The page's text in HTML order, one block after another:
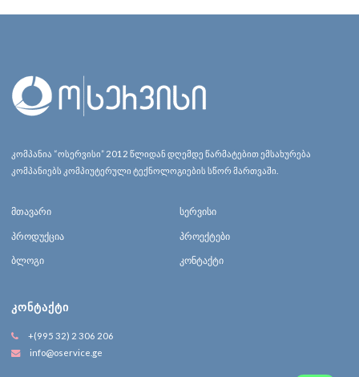
კომპანია “ოსერვისი” 2012 წლიდან დღემდე წარმატებით ემსახურება
კომპანიებს კომპიუტერული ტექნოლოგიების სწორ მართვაში.
მთავარი სერვისი
პროდუქცია პროექტები
ბლოგი კონტაქტი
ᲙᲝᲜᲢᲐᲥᲢᲘ
+(995 32) 2 306 206
info@oservice.ge